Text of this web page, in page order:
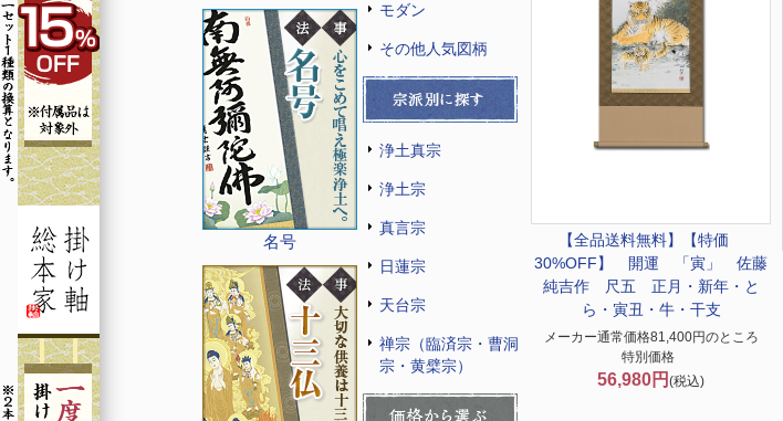
名号
モダン
その他人気図柄
浄土真宗
浄土宗
真言宗
日蓮宗
天台宗
禅宗（臨済宗・曹洞
宗・黄檗宗）
【全品送料無料】
【特価
30%OFF】 開運 「寅」 佐藤
純吉作 尺五 正月・新年・と
ら・寅丑・牛・干支
メーカー通常価格81,400円のところ
特別価格
56,980円 (税込)